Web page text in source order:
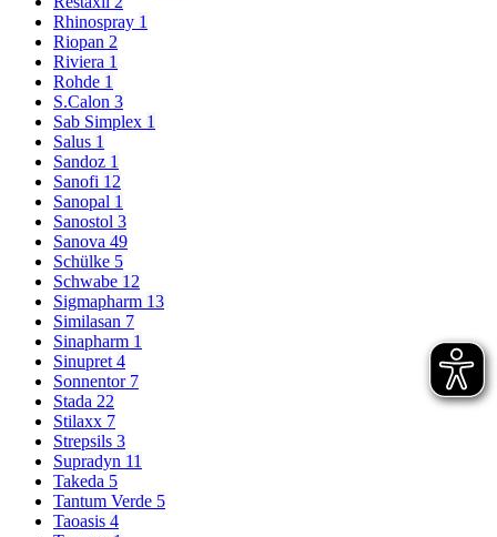
Rhinospray 1
Riopan 2
Riviera 1
Rohde 1
S.Calon 3
Sab Simplex 1
Salus 1
Sandoz 1
Sanofi 12
Sanopal 1
Sanostol 3
Sanova 49
Schülke 5
Schwabe 12
Sigmapharm 13
Similasan 7
Sinapharm 1
Sinupret 4
Sonnentor 7
Stada 22
Stilaxx 7
Strepsils 3
Supradyn 11
Takeda 5
Tantum Verde 5
Taoasis 4